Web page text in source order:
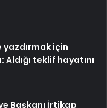
yazdırmak için
Aldığı teklif hayatını
Başkanı İrtikap